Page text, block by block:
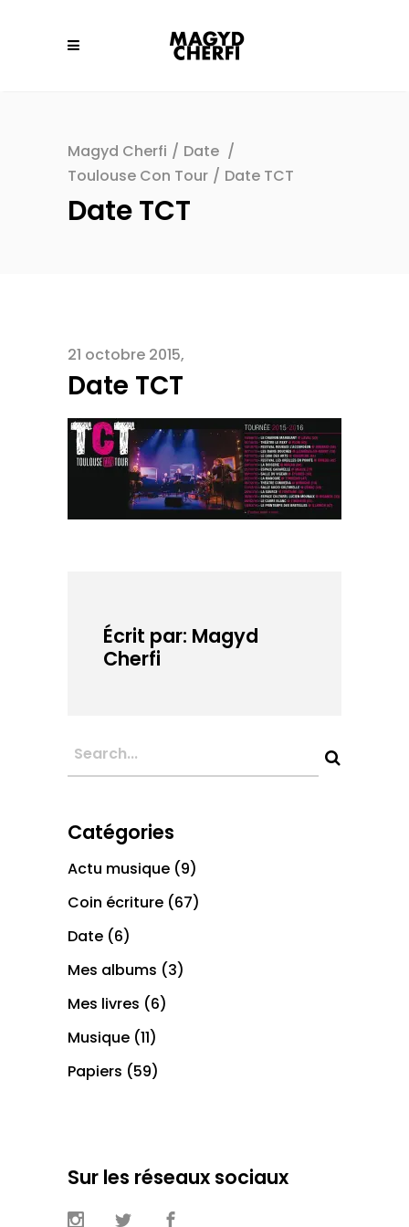
Magyd Cherfi / Date /
Toulouse Con Tour / Date TCT
Date TCT
21 octobre 2015
Date TCT
Écrit par: Magyd
Cherfi
Catégories
Actu musique (9)
Coin écriture (67)
Date (6)
Mes albums (3)
Mes livres (6)
Musique (11)
Papiers (59)
Sur les réseaux sociaux